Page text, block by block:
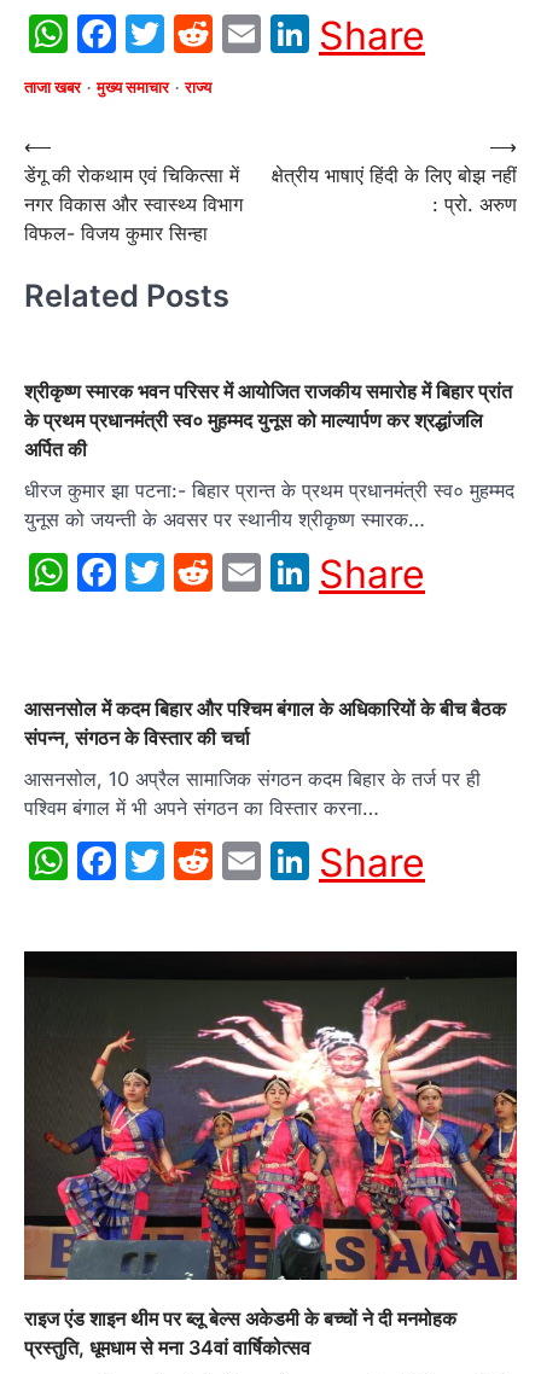
WhatsApp
Facebook
Twitter
Reddit
EmailLinkedIn
Share
ताजा खबर मुख्य समाचार राज्य
Post
navigation
⟵
डेंगू की रोकथाम एवं चिकित्सा में
नगर विकास और स्वास्थ्य विभाग
विफल- विजय कुमार सिन्हा
क्षेत्रीय भाषाएं हिंदी के लिए बोझ नहीं
: प्रो. अरुण
⟶
Related Posts
श्रीकृष्ण स्मारक भवन परिसर में आयोजित राजकीय समारोह में बिहार प्रांत
के प्रथम प्रधानमंत्री स्व० मुहम्मद युनूस को माल्यार्पण कर श्रद्धांजलि
अर्पित की
धीरज कुमार झा पटना:- बिहार प्रान्त के प्रथम प्रधानमंत्री स्व० मुहम्मद
युनूस को जयन्ती के अवसर पर स्थानीय श्रीकृष्ण स्मारक…
WhatsApp
Facebook
Twitter
Reddit
EmailLinkedIn
Share
आसनसोल में कदम बिहार और पश्चिम बंगाल के अधिकारियों के बीच बैठक
संपन्न, संगठन के विस्तार की चर्चा
आसनसोल, 10 अप्रैल सामाजिक संगठन कदम बिहार के तर्ज पर ही
पश्विम बंगाल में भी अपने संगठन का विस्तार करना…
WhatsApp
Facebook
Twitter
Reddit
EmailLinkedIn
Share
राइज एंड शाइन थीम पर ब्लू बेल्स अकेडमी के बच्चों ने दी मनमोहक
प्रस्तुति, धूमधाम से मना 34वां वार्षिकोत्सव